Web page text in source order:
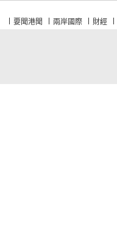
要聞港聞 兩岸國際 財經